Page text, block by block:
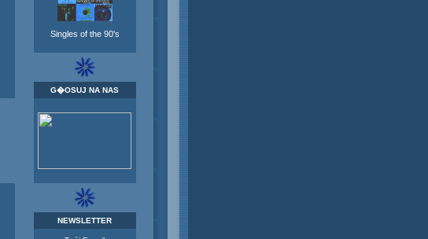
Singles of the 90's
G�OSUJ NA NAS
NEWSLETTER